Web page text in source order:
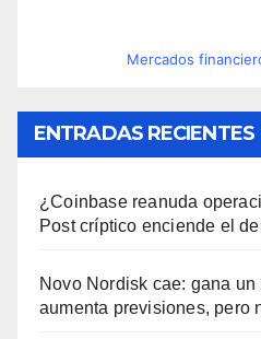
Mercados
ENTRADAS RECIENTES
¿Coinbase reanuda
Post críptico enciende el
Novo Nordisk cae: gana
aumenta previsiones, pero